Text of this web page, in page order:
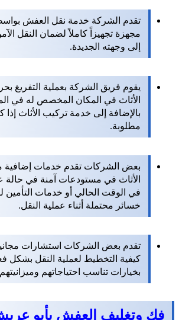
تقدم الشركة خدمة نقل العفش
مجهزة تجهيزاً كاملاً لضمان النقل
إلى وجهته الجديدة.
يقوم فريق الشركة بعملية التفريغ
الأثاث في المكان المخصص له في
بالإضافة إلى خدمة تركيب الأثاث إذا
مطلوبة.
بعض الشركات تقدم خدمات إضافية
الأثاث في مستودعات آمنة في حالة
في الوقت الحالي أو خدمات
خسائر محتملة أثناء عملية النقل.
تقدم بعض الشركات استشارات
كيفية التخطيط لعملية النقل بشكل
بخيارات تناسب احتياجاتهم
فك وتغليف العفش بأبو